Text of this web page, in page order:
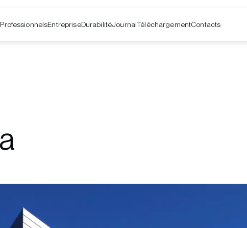
EntrepriseDurabilitéJournalTéléchargementContacts